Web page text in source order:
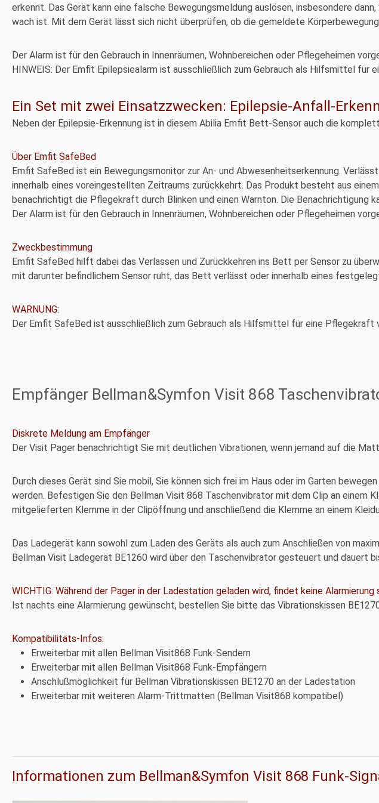
erkennt. Das Gerät kann eine falsche Bewegungsmeldung auslösen, insbesondere
wach ist. Mit dem Gerät lässt sich nicht überprüfen, ob die gemeldete
Der Alarm ist für den Gebrauch in Innenräumen, Wohnbereichen oder Pflegeheimen
HINWEIS: Der Emfit Epilepsiealarm ist ausschließlich zum Gebrauch als Hilfsmittel
Ein Set mit zwei Einsatzzwecken: Epilepsie-Anfall-
Neben der Epilepsie-Erkennung ist in diesem Abilia Emfit Bett-Sensor auch die
Über Emfit SafeBed
Emfit SafeBed ist ein Bewegungsmonitor zur An- und Abwesenheitserkennung.
innerhalb eines voreingestellten Zeitraums zurückkehrt. Das Produkt besteht aus
benachrichtigt die Pflegekraft durch Blinken und einen Warnton. Die Benachrichtigung
Der Alarm ist für den Gebrauch in Innenräumen, Wohnbereichen oder Pflegeheimen
Zweckbestimmung
Emfit SafeBed hilft dabei das Verlassen und Zurückkehren ins Bett per Sensor zu
mit darunter befindlichem Sensor ruht, das Bett verlässt oder innerhalb eines
WARNUNG:
Der Emfit SafeBed ist ausschließlich zum Gebrauch als Hilfsmittel für eine
Empfänger Bellman&Symfon Visit 868
Diskrete Meldung am Empfänger
Der Visit Pager benachrichtigt Sie mit deutlichen Vibrationen, wenn jemand auf die
Durch dieses Gerät sind Sie mobil, Sie können sich frei im Haus oder im Garten
werden. Befestigen Sie den Bellman Visit 868 Taschenvibrator mit dem Clip an einem
mitgelieferten Klemme in der Clipöffnung und anschließend die Klemme an einem
Das Ladegerät kann sowohl zum Laden des Geräts als auch zum Anschließen von
Bellman Visit Ladegerät BE1260 wird über den Taschenvibrator gesteuert und dauert
WICHTIG: Während der Pager in der Ladestation geladen wird, findet keine
Ist nachts eine Alarmierung gewünscht, bestellen Sie bitte das Vibrationskissen
Kompatibilitäts-Infos:
Erweiterbar mit allen Bellman Visit868 Funk-Sendern
Erweiterbar mit allen Bellman Visit868 Funk-Empfängern
Anschlußmöglichkeit für Bellman Vibrationskissen BE1270 an der Ladestation
Erweiterbar mit weiteren Alarm-Trittmatten (Bellman Visit868 kompatibel)
Informationen zum Bellman&Symfon Visit 868 Funk-